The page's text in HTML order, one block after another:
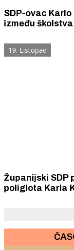
SDP-ovac
između
19. Listopad
Županijski SDP
poliglota Karla